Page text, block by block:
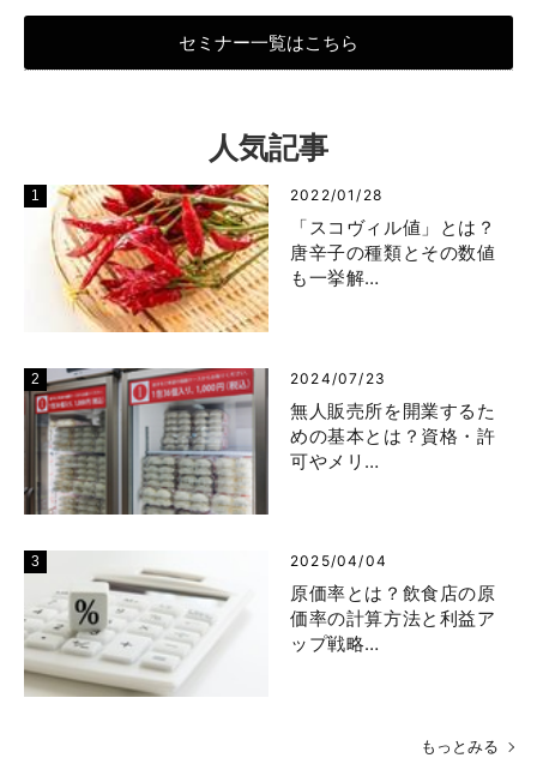
セミナー一覧はこちら
人気記事
2022/01/28
「スコヴィル値」とは？
唐辛子の種類とその数値
も一挙解…
2024/07/23
無人販売所を開業するた
めの基本とは？資格・許
可やメリ…
2025/04/04
原価率とは？飲食店の原
価率の計算方法と利益ア
ップ戦略…
もっとみる